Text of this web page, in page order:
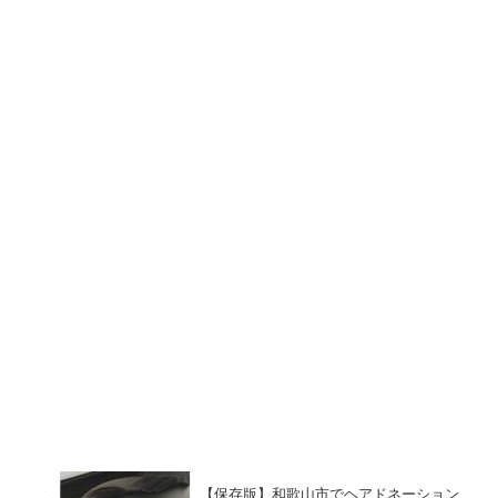
【保存版】和歌山市でヘアドネーション